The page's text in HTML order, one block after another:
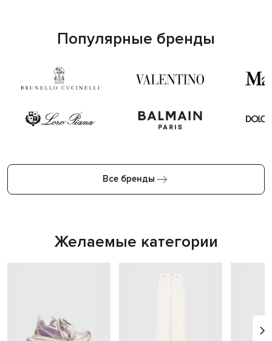
Популярные бренды
Все бренды
Желаемые категории